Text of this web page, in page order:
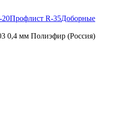
20Профлист R-35Доборные
0,4 мм Полиэфир (Россия)